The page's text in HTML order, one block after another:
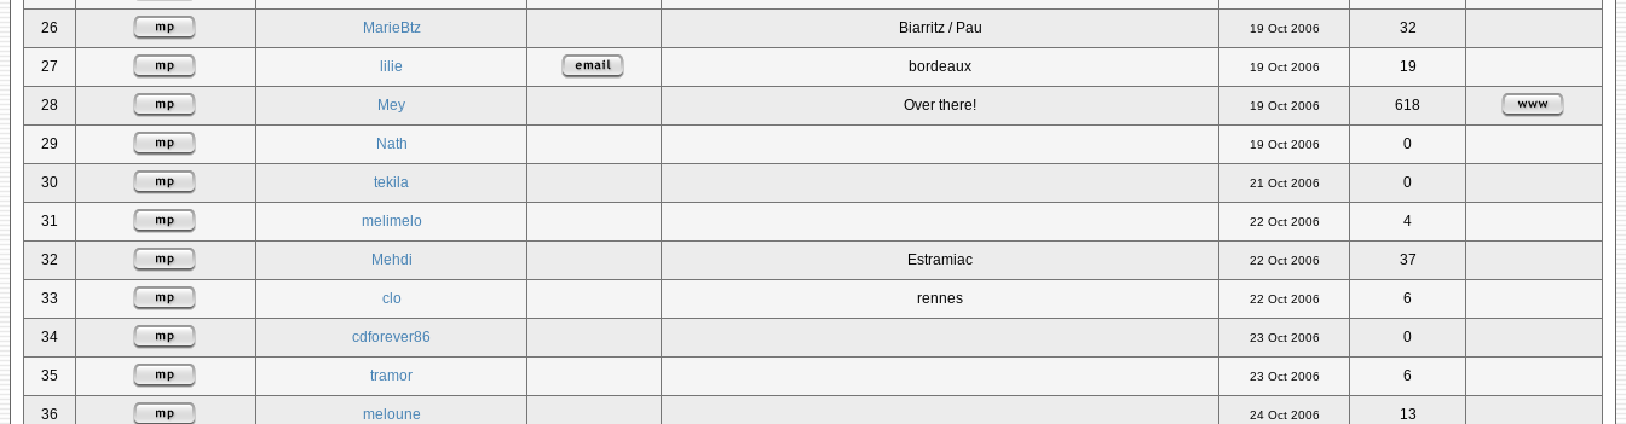
26 MarieBtz Biarritz / Pau 19 Oct 2006 32
27 lilie bordeaux 19 Oct 2006 19
28 Mey Over there! 19 Oct 2006 618
29 Nath 19 Oct 2006 0
30 tekila 21 Oct 2006 0
31 melimelo 22 Oct 2006 4
32 Mehdi Estramiac 22 Oct 2006 37
33 clo rennes 22 Oct 2006 6
34 cdforever86 23 Oct 2006 0
35 tramor 23 Oct 2006 6
36 meloune 24 Oct 2006 13